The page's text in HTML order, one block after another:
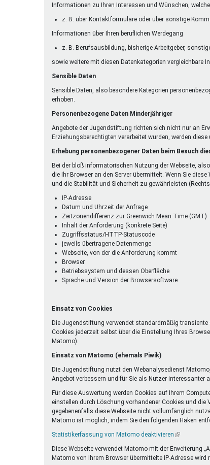
Informationen zu Ihren Interessen und Wünschen,
z. B. über Kontaktformulare oder über sonstige
Informationen über Ihren beruflichen Werdegang
z. B. Berufsausbildung, bisherige Arbeitgeber,
sowie weitere mit diesen Datenkategorien vergleichbare
Sensible Daten
Sensible Daten, also besondere Kategorien
erhoben.
Personenbezogene Daten Minderjähriger
Angebote der Jugendstiftung richten sich nicht nur an
Erziehungsberechtigten verarbeitet wurden, werden
Erhebung personenbezogener Daten beim Besuch
Bei der bloß informatorischen Nutzung der Webseite,
die Ihr Browser an den Server übermittelt. Wenn Sie
und die Stabilität und Sicherheit zu gewährleisten
IP-Adresse
Datum und Uhrzeit der Anfrage
Zeitzonendifferenz zur Greenwich Mean Time (GMT)
Inhalt der Anforderung (konkrete Seite)
Zugriffsstatus/HTTP-Statuscode
jeweils übertragene Datenmenge
Webseite, von der die Anforderung kommt
Browser
Betriebssystem und dessen Oberfläche
Sprache und Version der Browsersoftware.
Einsatz von Cookies
Die Jugendstiftung verwendet standardmäßig
Cookies jederzeit selbst über die Einstellung Ihres
Matomo).
Einsatz von Matomo (ehemals Piwik)
Die Jugendstiftung nutzt den Webanalysedienst
Angebot verbessern und für Sie als Nutzer interessanter
Für diese Auswertung werden Cookies auf Ihrem
einstellen durch Löschung vorhandener Cookies und die
gegebenenfalls diese Webseite nicht vollumfänglich
Matomo ist möglich, indem Sie den folgenden Haken
Statistikerfassung von Matomo deaktivieren (Link
extern)
Diese Webseite verwendet Matomo mit der Erweiterung
Matomo von Ihrem Browser übermittelte IP-Adresse